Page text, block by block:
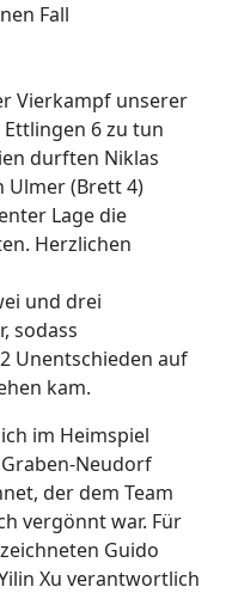
Fall
Vierkampf unserer
Ettlingen 6 zu tun
durften Niklas
Ulmer (Brett 4)
Lage die
Herzlichen
und drei
sodass
Unentschieden auf
kam.
im Heimspiel
Neudorf
der dem Team
vergönnt war. Für
Guido
Xu verantwortlich